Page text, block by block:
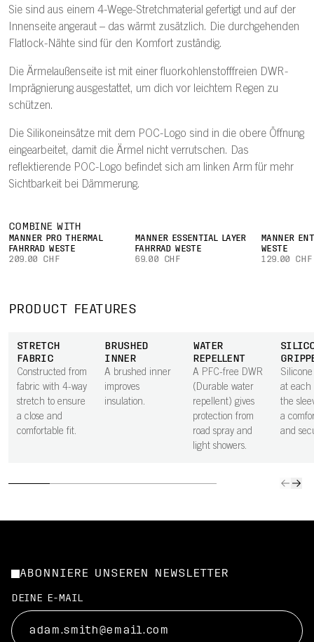
Sie sind aus einem 4-Wege-Stretchmaterial gefertigt und auf der
Innenseite angeraut – das wärmt zusätzlich. Die durchgehenden
Flatlock-Nähte sind für den Komfort zuständig.
Die Ärmelaußenseite ist mit einer fluorkohlenstofffreien DWR-
Imprägnierung ausgestattet, um dich vor leichtem Regen zu
schützen.
Die Silikoneinsätze mit dem POC-Logo sind in die obere Öffnung
eingearbeitet, damit die Ärmel nicht verrutschen. Das
reflektierende POC-Logo befindet sich am linken Arm für mehr
Sichtbarkeit bei Dämmerung.
COMBINE WITH
MÄNNER PRO THERMAL
FAHRRAD WESTE
209.00 CHF
MÄNNER ESSENTIAL LAYER
FAHRRAD WESTE
69.00 CHF
MÄNNER
WESTE
129.00 CHF
PRODUCT FEATURES
STRETCH
FABRIC
Constructed from
fabric with 4-way
stretch to ensure
a close and
comfortable fit.
BRUSHED
INNER
A brushed inner
improves
insulation.
WATER
REPELLENT
A PFC-free DWR
(Durable water
repellent) gives
protection from
road spray and
light showers.
at each
the
a
and
ABONNIERE UNSEREN NEWSLETTER
DEINE E-MAIL